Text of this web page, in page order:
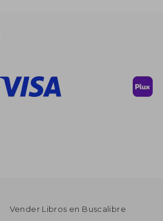
Vender Libros en Buscalibre